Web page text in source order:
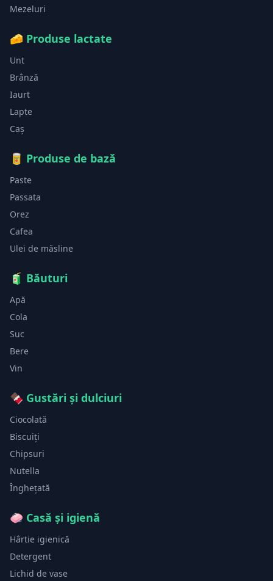
Mezeluri
🧀 Produse lactate
Unt
Brânză
Iaurt
Lapte
Caș
🥫 Produse de bază
Paste
Passata
Orez
Cafea
Ulei de măsline
🧃 Băuturi
Apă
Cola
Suc
Bere
Vin
🍫 Gustări și dulciuri
Ciocolată
Biscuiți
Chipsuri
Nutella
Înghețată
🧼 Casă și igienă
Hârtie igienică
Detergent
Lichid de vase